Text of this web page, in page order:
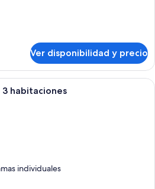
Ver disponibilidad y precio
Una sala de estar con muebles de
habitaciones
individuales